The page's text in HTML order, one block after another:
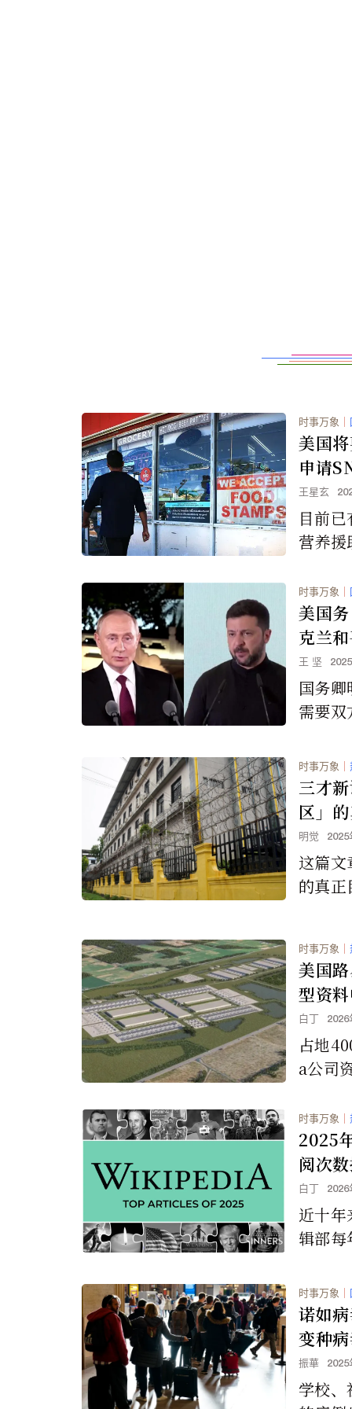
时事万象 ｜
美国
申请
王星玄
目前
营养援
说，政
是“冰
时事万象 ｜
美国
克兰
王 坚
国务
需要双
的一切
时事万象 ｜
三才
区」
字极
区如
的测
明觉 2025
这篇文
的真正
时事万象 ｜
美国
型资
白丁 2026
占地
a公司
时事万象 ｜
2025
阅次
白丁 2026
近十年
辑部每
单。以
最高的
文章。
时事万象 ｜
诺如病
变种
振華 2025
学校、